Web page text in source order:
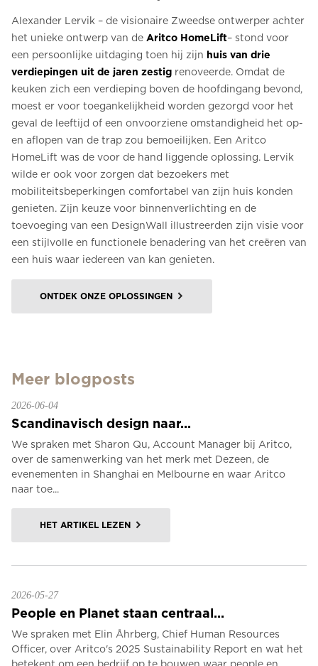
Alexander Lervik – de visionaire Zweedse ontwerper achter
het unieke ontwerp van de Aritco HomeLift– stond voor
een persoonlijke uitdaging toen hij zijn huis van drie
verdiepingen uit de jaren zestig renoveerde. Omdat de
keuken zich een verdieping boven de hoofdingang bevond,
moest er voor toegankelijkheid worden gezorgd voor het
geval de leeftijd of een onvoorziene omstandigheid het op-
en aflopen van de trap zou bemoeilijken. Een Aritco
HomeLift was de voor de hand liggende oplossing. Lervik
wilde er ook voor zorgen dat bezoekers met
mobiliteitsbeperkingen comfortabel van zijn huis konden
genieten. Zijn keuze voor binnenverlichting en de
toevoeging van een DesignWall illustreerden zijn visie voor
een stijlvolle en functionele benadering van het creëren van
een huis waar iedereen van kan genieten.
ONTDEK ONZE OPLOSSINGEN
Meer blogposts
2026-06-04
Scandinavisch design naar...
We spraken met Sharon Qu, Account Manager bij Aritco,
over de samenwerking van het merk met Dezeen, de
evenementen in Shanghai en Melbourne en waar Aritco
naar toe...
HET ARTIKEL LEZEN
2026-05-27
People en Planet staan centraal...
We spraken met Elin Åhrberg, Chief Human Resources
Officer, over Aritco's 2025 Sustainability Report en wat het